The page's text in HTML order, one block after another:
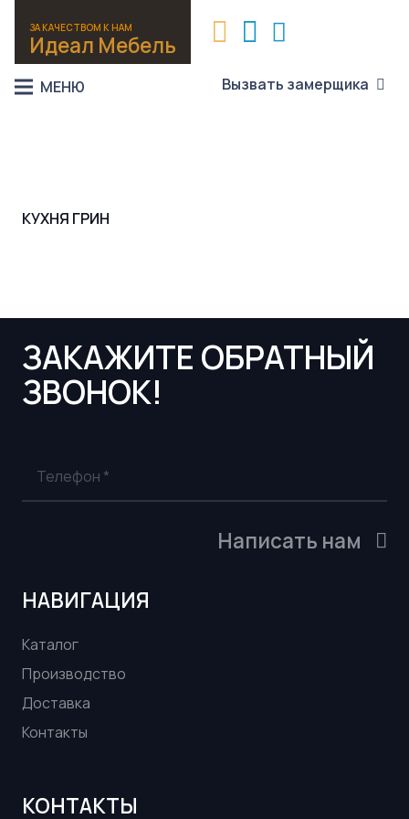
ЗА КАЧЕСТВОМ К НАМ
Идеал Мебель
МЕНЮ Вызвать замерщика
КУХНЯ ГРИН
ЗАКАЖИТЕ ОБРАТНЫЙ
ЗВОНОК!
Написать нам
НАВИГАЦИЯ
Каталог
Производство
Доставка
Контакты
КОНТАКТЫ